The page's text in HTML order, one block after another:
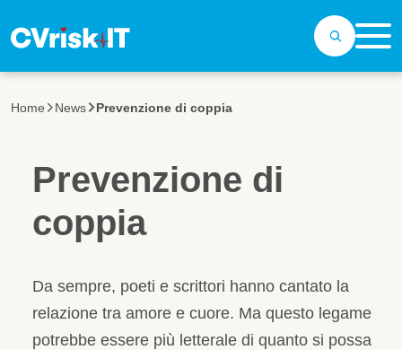
Home News Prevenzione di coppia
Prevenzione di
coppia
Da sempre, poeti e scrittori hanno cantato la
relazione tra amore e cuore. Ma questo legame
potrebbe essere più letterale di quanto si possa